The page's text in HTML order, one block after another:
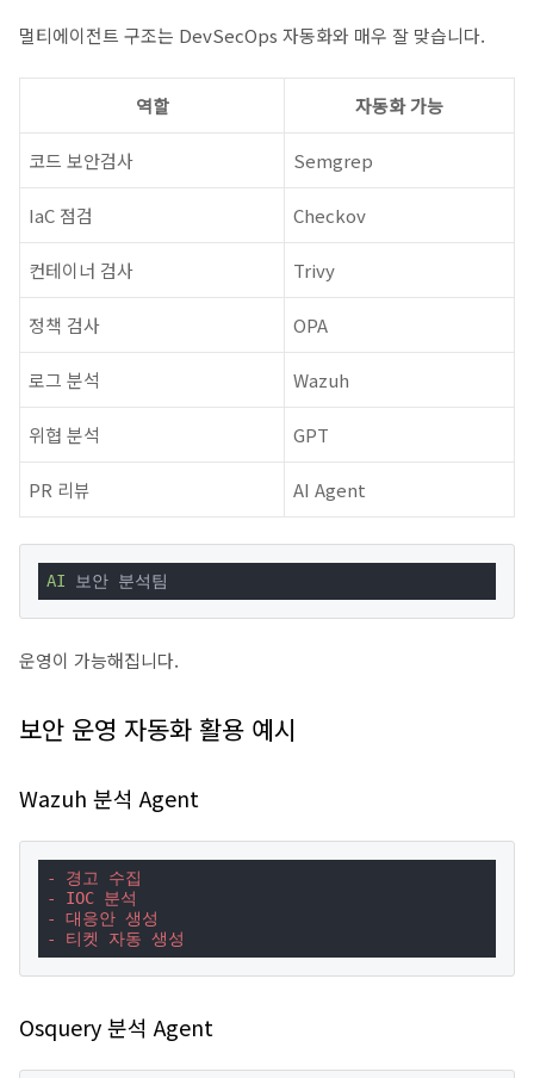
멀티에이전트 구조는 DevSecOps 자동화와 매우 잘 맞습니다.
역할 자동화 가능
코드 보안검사 Semgrep
IaC 점검 Checkov
컨테이너 검사 Trivy
정책 검사 OPA
로그 분석 Wazuh
위협 분석 GPT
PR 리뷰 AI Agent
AI 보안 분석팀
운영이 가능해집니다.
보안 운영 자동화 활용 예시
Wazuh 분석 Agent
- 경고 수집
- IOC 분석
- 대응안 생성
- 티켓 자동 생성
Osquery 분석 Agent